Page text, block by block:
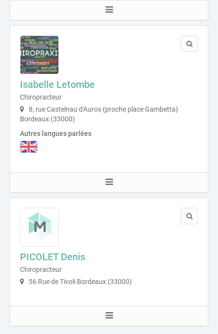
Isabelle Letombe
Chiropracteur
8, rue Castelnau d'Auros (proche place Gambetta)
Bordeaux (33000)
Autres langues parlées
PICOLET Denis
Chiropracteur
56 Rue de Tivoli Bordeaux (33000)